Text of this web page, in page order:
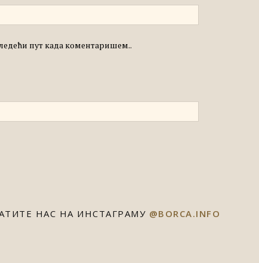
пут када коментаришем..
НАС НА ИНСТАГРАМУ @BORCA.INFO